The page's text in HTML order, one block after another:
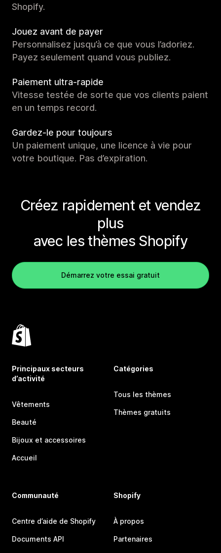
Shopify.
Jouez avant de payer
Personnalisez jusqu’à ce que vous l’adoriez.
Payez seulement quand vous publiez.
Paiement ultra-rapide
Vitesse testée de sorte que vos clients paient
en un temps record.
Gardez-le pour toujours
Un paiement unique, une licence à vie pour
votre boutique. Pas d’expiration.
Créez rapidement et vendez
plus
avec les thèmes Shopify
Démarrez votre essai gratuit
Principaux secteurs
d’activité
Vêtements
Beauté
Bijoux et accessoires
Accueil
Catégories
Tous les thèmes
Thèmes gratuits
Communauté
Centre d’aide de Shopify
Documents API
Shopify
À propos
Partenaires